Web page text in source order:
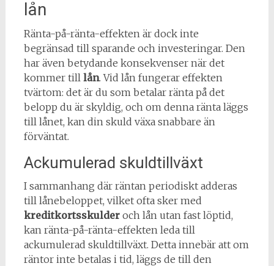
lån
Ränta-på-ränta-effekten är dock inte
begränsad till sparande och investeringar. Den
har även betydande konsekvenser när det
kommer till lån. Vid lån fungerar effekten
tvärtom: det är du som betalar ränta på det
belopp du är skyldig, och om denna ränta läggs
till lånet, kan din skuld växa snabbare än
förväntat.
Ackumulerad skuldtillväxt
I sammanhang där räntan periodiskt adderas
till lånebeloppet, vilket ofta sker med
kreditkortsskulderoch lån utan fast löptid,
kan ränta-på-ränta-effekten leda till
ackumulerad skuldtillväxt. Detta innebär att om
räntor inte betalas i tid, läggs de till den